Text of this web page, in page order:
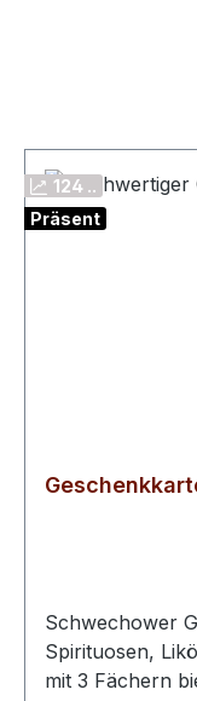
124 ..
Präsent
Schwechower
Spirituosen, Likören,
mit 3 Fächern bietet eine elegante und stabile